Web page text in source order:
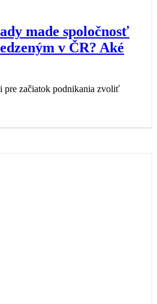
made spoločnosť
v ČR? Aké
pre začiatok podnikania zvoliť